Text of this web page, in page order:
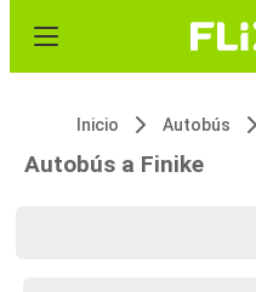
Inicio Autobús
Autobús a Finike